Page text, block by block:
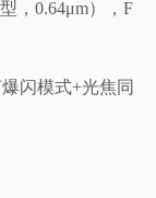
，0.64μm），F
闪模式+光焦同